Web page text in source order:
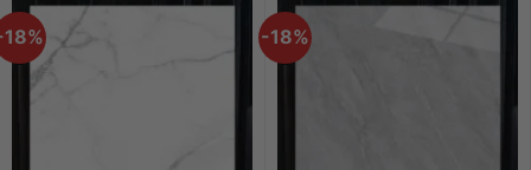
-18%